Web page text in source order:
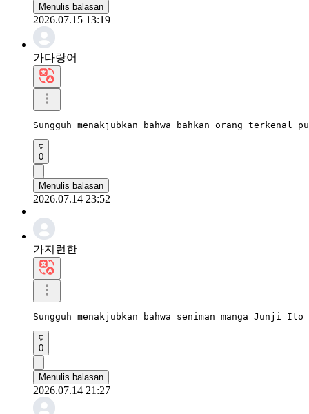
Menulis balasan
2026.07.15 13:19
가다랑어
Sungguh menakjubkan bahwa bahkan orang
0
Menulis balasan
2026.07.14 23:52
가지런한
Sungguh menakjubkan bahwa seniman manga Junji
0
Menulis balasan
2026.07.14 21:27